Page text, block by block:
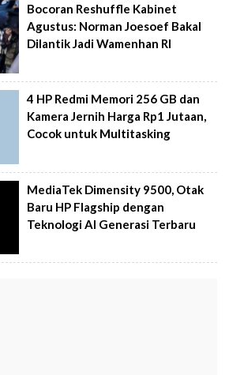
Bocoran Reshuffle Kabinet
Agustus: Norman Joesoef Bakal
Dilantik Jadi Wamenhan RI
4 HP Redmi Memori 256 GB dan
Kamera Jernih Harga Rp1 Jutaan,
Cocok untuk Multitasking
MediaTek Dimensity 9500, Otak
Baru HP Flagship dengan
Teknologi AI Generasi Terbaru